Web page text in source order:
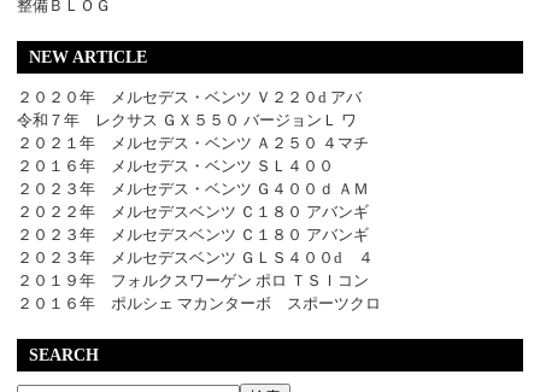
整備ＢＬＯＧ
NEW ARTICLE
２０２０年 メルセデス・ベンツ Ｖ２２０d アバ
令和７年 レクサス ＧＸ５５０ バージョンＬ ワ
２０２１年 メルセデス・ベンツ Ａ２５０ ４マチ
２０１６年 メルセデス・ベンツ ＳＬ４００
２０２３年 メルセデス・ベンツ Ｇ４００ｄ ＡＭ
２０２２年 メルセデスベンツ Ｃ１８０ アバンギ
２０２３年 メルセデスベンツ Ｃ１８０ アバンギ
２０２３年 メルセデスベンツ ＧＬＳ４００d ４
２０１９年 フォルクスワーゲン ポロ ＴＳＩコン
２０１６年 ポルシェ マカンターボ スポーツクロ
SEARCH